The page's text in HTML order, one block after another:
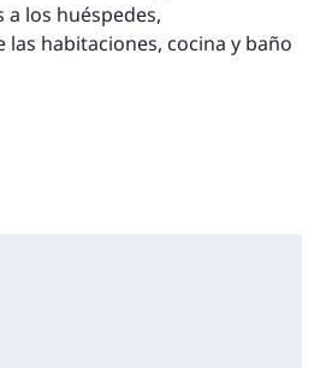
a los huéspedes,
habitaciones, cocina y baño